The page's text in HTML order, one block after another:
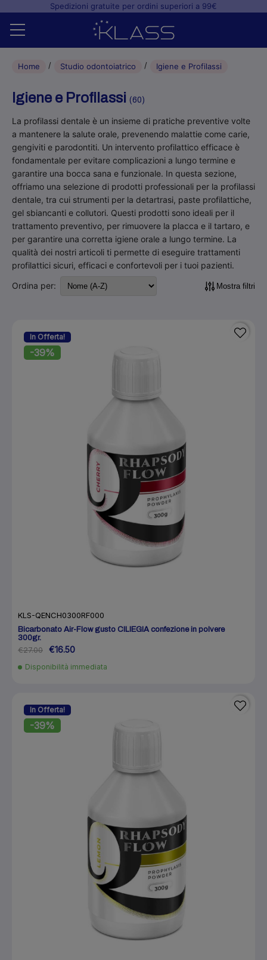
Spedizioni gratuite per ordini superiori a 99€
Home
Studio odontoiatrico
Laboratorio odontotecnico +
Blog
Home Studio odontoiatrico Igiene e Profilassi
Igiene e Profilassi (60)
La profilassi dentale è un insieme di pratiche preventive volte
a mantenere la salute orale, prevenendo malattie come carie,
gengiviti e parodontiti. Un intervento profilattico efficace è
fondamentale per evitare complicazioni a lungo termine e
garantire una bocca sana e funzionale. In questa sezione,
offriamo una selezione di prodotti professionali per la profilassi
dentale, tra cui strumenti per la detartrasi, paste profilattiche,
gel sbiancanti e collutori. Questi prodotti sono ideali per il
trattamento preventivo, per rimuovere la placca e il tartaro, e
per garantire una corretta igiene orale a lungo termine. La
qualità dei nostri articoli ti permette di eseguire trattamenti
profilattici sicuri, efficaci e confortevoli per i tuoi pazienti.
Ordina per:
Mostra filtri
In Offerta!
-39%
KLS-QENCH0300RF000
Bicarbonato Air-Flow gusto CILIEGIA confezione in polvere
300gr.
€27.00 €16.50
Disponibilità immediata
In Offerta!
-39%